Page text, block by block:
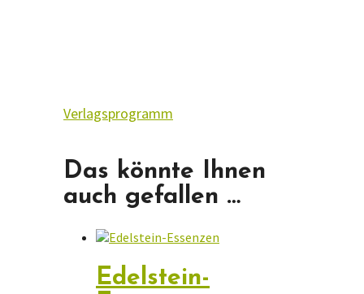
Verlagsprogramm
Das könnte Ihnen
auch gefallen …
Edelstein-